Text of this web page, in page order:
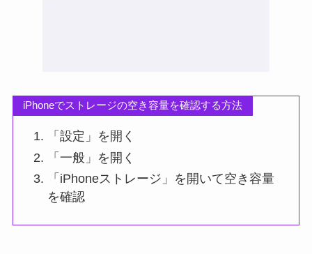
iPhoneでストレージの空き容量を確認する方法
「設定」を開く
「一般」を開く
「iPhoneストレージ」を開いて空き容量
を確認